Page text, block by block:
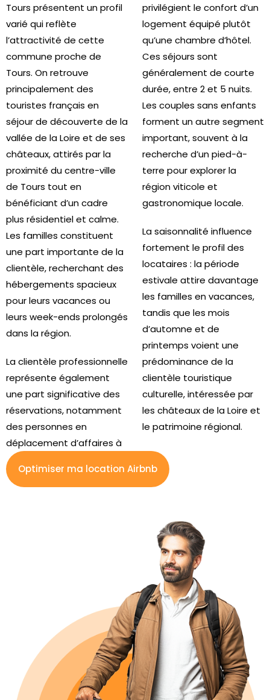
Tours présentent un profil
varié qui reflète
l’attractivité de cette
commune proche de
Tours. On retrouve
principalement des
touristes français en
séjour de découverte de la
vallée de la Loire et de ses
châteaux, attirés par la
proximité du centre-ville
de Tours tout en
bénéficiant d’un cadre
plus résidentiel et calme.
Les familles constituent
une part importante de la
clientèle, recherchant des
hébergements spacieux
pour leurs vacances ou
leurs week-ends prolongés
dans la région.
La clientèle professionnelle
représente également
une part significative des
réservations, notamment
des personnes en
déplacement d’affaires à
privilégient le confort d’un
logement équipé plutôt
qu’une chambre d’hôtel.
Ces séjours sont
généralement de courte
durée, entre 2 et 5 nuits.
Les couples sans enfants
forment un autre segment
important, souvent à la
recherche d’un pied-à-
terre pour explorer la
région viticole et
gastronomique locale.
La saisonnalité influence
fortement le profil des
locataires : la période
estivale attire davantage
les familles en vacances,
tandis que les mois
d’automne et de
printemps voient une
prédominance de la
clientèle touristique
culturelle, intéressée par
les châteaux de la Loire et
le patrimoine régional.
Optimiser ma location Airbnb